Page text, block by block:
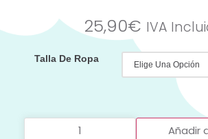
25,90€ IVA
Talla De Ropa
Añadir